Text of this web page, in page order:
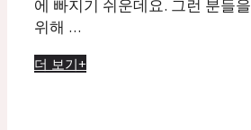
에 빠지기 쉬운데요. 그런 분들을
위해 …
더 보기+